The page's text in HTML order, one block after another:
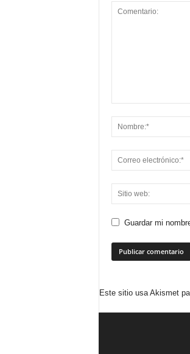
Guardar mi
Este sitio usa Akismet